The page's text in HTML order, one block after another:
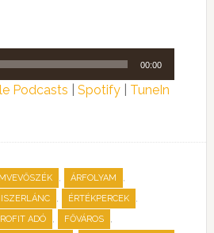
00:00
Podcasts Spotify| TuneIn
, ÁRFOLYAM ,
, ÉRTÉKPERCEK ,
ADÓ , FŐVÁROS ,